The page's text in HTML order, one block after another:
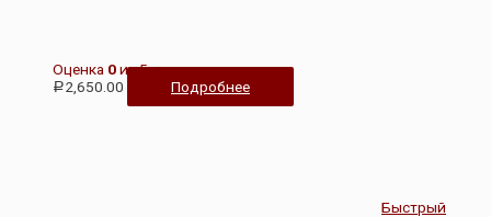
Оценка 0из 5
Р 2,650.00 Подробнее
Быстрый